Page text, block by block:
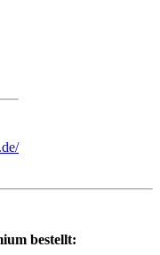
bestellt: